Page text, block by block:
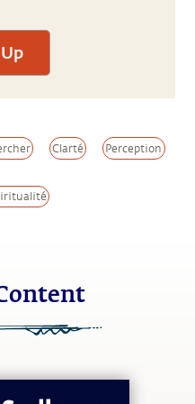
Clarté Perception